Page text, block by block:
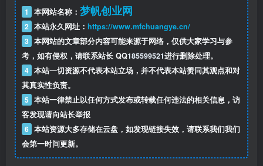
1 本网站名称： 梦帆创业网
2 本站永久网址： https://www.mfchuangye.cn/
3 本网站的文章部分内容可能来源于网络，仅供大家学习与参
考，如有侵权，请联系站长 QQ185599521进行删除处理。
4 本站一切资源不代表本站立场，并不代表本站赞同其观点和对
其真实性负责。
5 本站一律禁止以任何方式发布或转载任何违法的相关信息，访
客发现请向站长举报
6 本站资源大多存储在云盘，如发现链接失效，请联系我们我们
会第一时间更新。